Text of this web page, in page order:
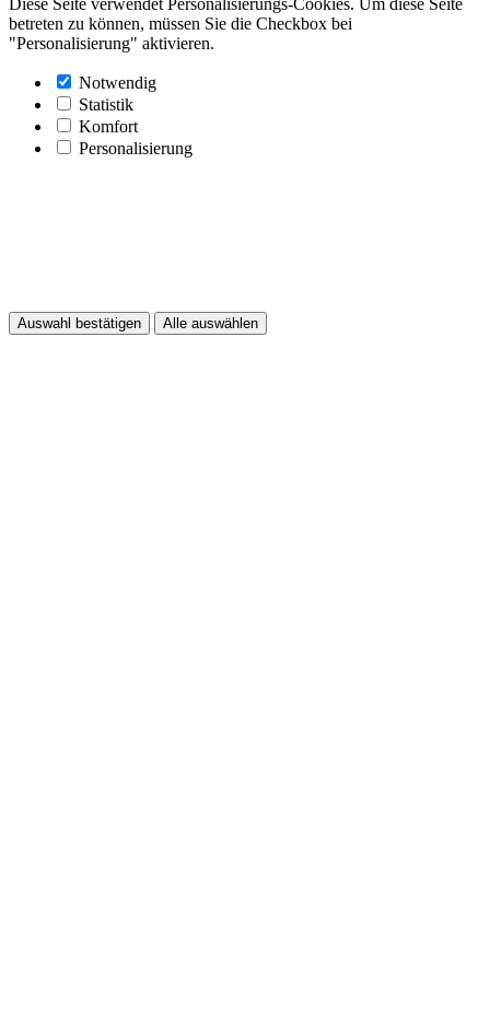
betreten zu können, müssen Sie die Checkbox bei
"Personalisierung" aktivieren.
Notwendig
Statistik
Komfort
Personalisierung
Auswahl bestätigen Alle auswählen